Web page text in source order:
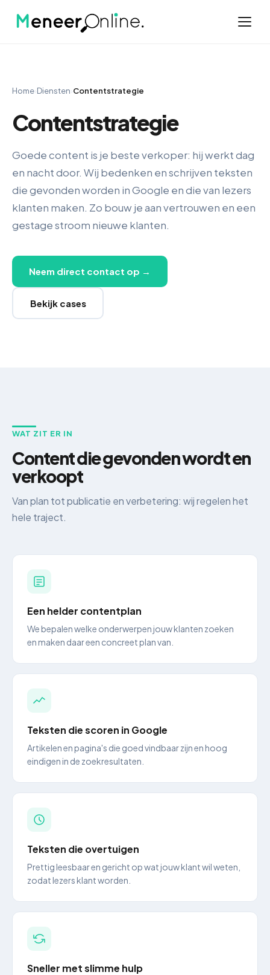
Home›Diensten›Contentstrategie
Contentstrategie
Goede content is je beste verkoper: hij werkt dag
en nacht door. Wij bedenken en schrijven teksten
die gevonden worden in Google en die van lezers
klanten maken. Zo bouw je aan vertrouwen en een
gestage stroom nieuwe klanten.
Neem direct contact op →
Bekijk cases
WAT ZIT ER IN
Content die gevonden wordt en
verkoopt
Van plan tot publicatie en verbetering: wij regelen het
hele traject.
Een helder contentplan
We bepalen welke onderwerpen jouw klanten zoeken
en maken daar een concreet plan van.
Teksten die scoren in Google
Artikelen en pagina's die goed vindbaar zijn en hoog
eindigen in de zoekresultaten.
Teksten die overtuigen
Prettig leesbaar en gericht op wat jouw klant wil weten,
zodat lezers klant worden.
Sneller met slimme hulp